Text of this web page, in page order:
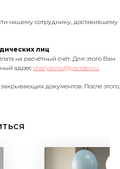
нашему сотруднику, доставившему
лиц
на расчётный счёт. Для этого Вам
адрес shary.kirov@yandex.ru
документов. После этого,